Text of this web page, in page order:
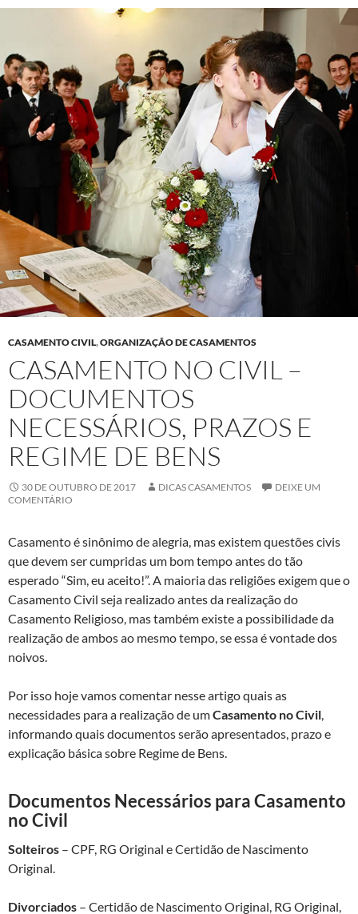
CASAMENTO CIVIL,ORGANIZAÇÃO DE CASAMENTOS
CASAMENTO NO CIVIL –
DOCUMENTOS
NECESSÁRIOS, PRAZOS E
REGIME DE BENS
30 DE OUTUBRO DE 2017 DICAS CASAMENTOS
DEIXE UM
COMENTÁRIO
Casamento é sinônimo de alegria, mas existem questões civis
que devem ser cumpridas um bom tempo antes do tão
esperado “Sim, eu aceito!”. A maioria das religiões exigem que o
Casamento Civil seja realizado antes da realização do
Casamento Religioso, mas também existe a possibilidade da
realização de ambos ao mesmo tempo, se essa é vontade dos
noivos.
Por isso hoje vamos comentar nesse artigo quais as
necessidades para a realização de umCasamento no Civil,
informando quais documentos serão apresentados, prazo e
explicação básica sobre Regime de Bens.
Documentos Necessários para Casamento
no Civil
Solteiros – CPF, RG Original e Certidão de Nascimento
Original.
Divorciados – Certidão de Nascimento Original, RG Original,